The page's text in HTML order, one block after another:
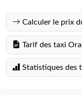
Calculer le prix
Tarif des taxi
Statistiques des